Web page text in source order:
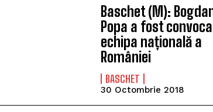
Baschet (M):
Popa a fost
echipa națională a
României
BASCHET
30 Octombrie 2018